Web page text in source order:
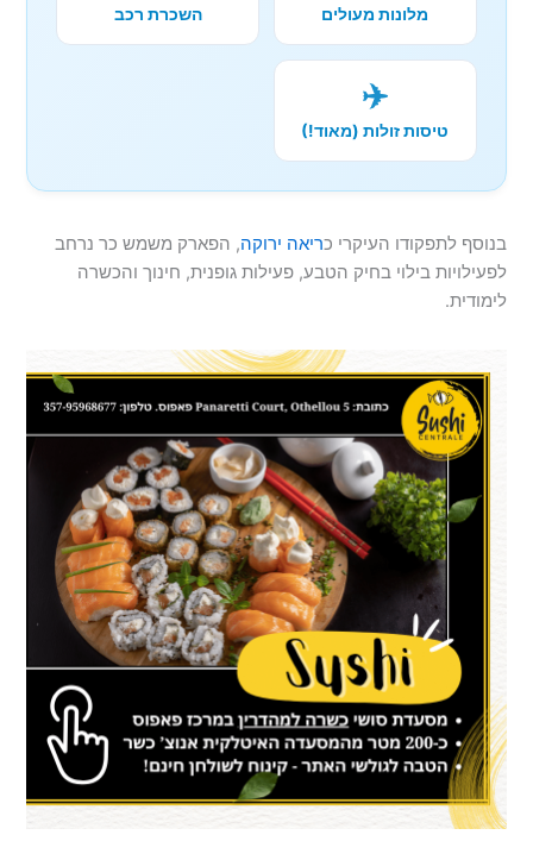
מלונות מעולים השכרת רכב
✈️
טיסות זולות (מאוד!)
בנוסף לתפקודו העיקרי כריאה ירוקה, הפארק משמש כר נרחב
לפעילויות בילוי בחיק הטבע, פעילות גופנית, חינוך והכשרה
לימודית.